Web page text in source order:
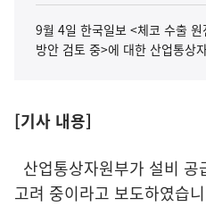
9월 4일 한국일보 <체코 수출
방안 검토 중>에 대한 산업통상
[기사 내용]
산업통상자원부가 설비
고려 중이라고 보도하였습